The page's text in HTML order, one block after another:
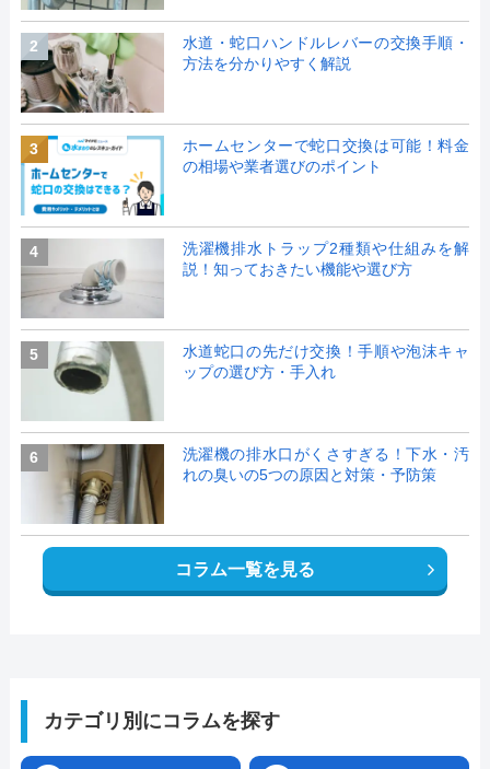
2
水道・蛇口ハンドルレバーの交換手順・
方法を分かりやすく解説
3
ホームセンターで蛇口交換は可能！料金
の相場や業者選びのポイント
4
洗濯機排水トラップ2種類や仕組みを解
説！知っておきたい機能や選び方
5
水道蛇口の先だけ交換！手順や泡沫キャ
ップの選び方・手入れ
6
洗濯機の排水口がくさすぎる！下水・汚
れの臭いの5つの原因と対策・予防策
コラム一覧を見る
カテゴリ別にコラムを探す